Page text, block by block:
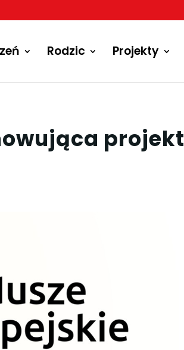
Rodzic Projekty
projekt